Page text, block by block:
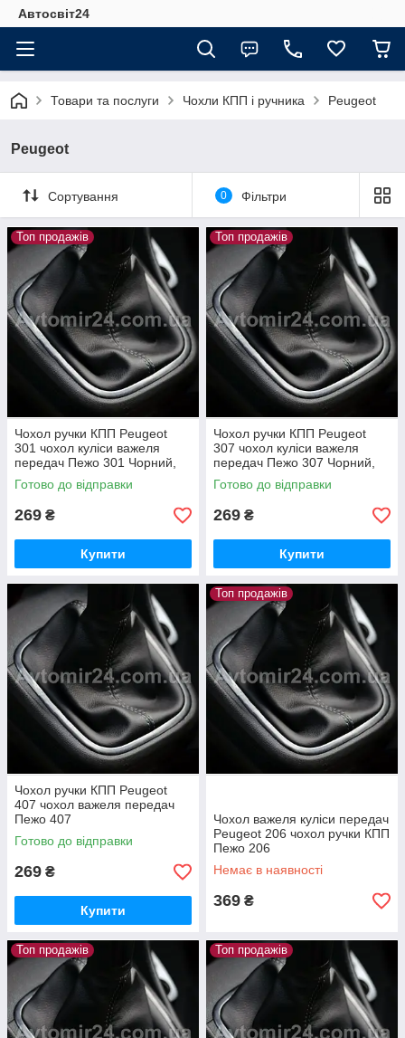
Автосвіт24
Товари та послуги Чохли КПП і ручника Peugeot
Peugeot
Сортування 0 Фільтри
Топ продажів
Чохол ручки КПП Peugeot
301 чохол куліси важеля
передач Пежо 301 Чорний,
бежевий
Готово до відправки
269 ₴
Купити
Топ продажів
Чохол ручки КПП Peugeot
307 чохол куліси важеля
передач Пежо 307 Чорний,
бежевий
Готово до відправки
269 ₴
Купити
Чохол ручки КПП Peugeot
407 чохол важеля передач
Пежо 407
Готово до відправки
269 ₴
Купити
Топ продажів
Чохол важеля куліси передач
Peugeot 206 чохол ручки КПП
Пежо 206
Немає в наявності
369 ₴
Топ продажів Топ продажів